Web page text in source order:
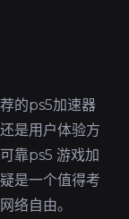
的ps5加速器
是用户体验方
靠ps5 游戏加
是一个值得考
络自由。